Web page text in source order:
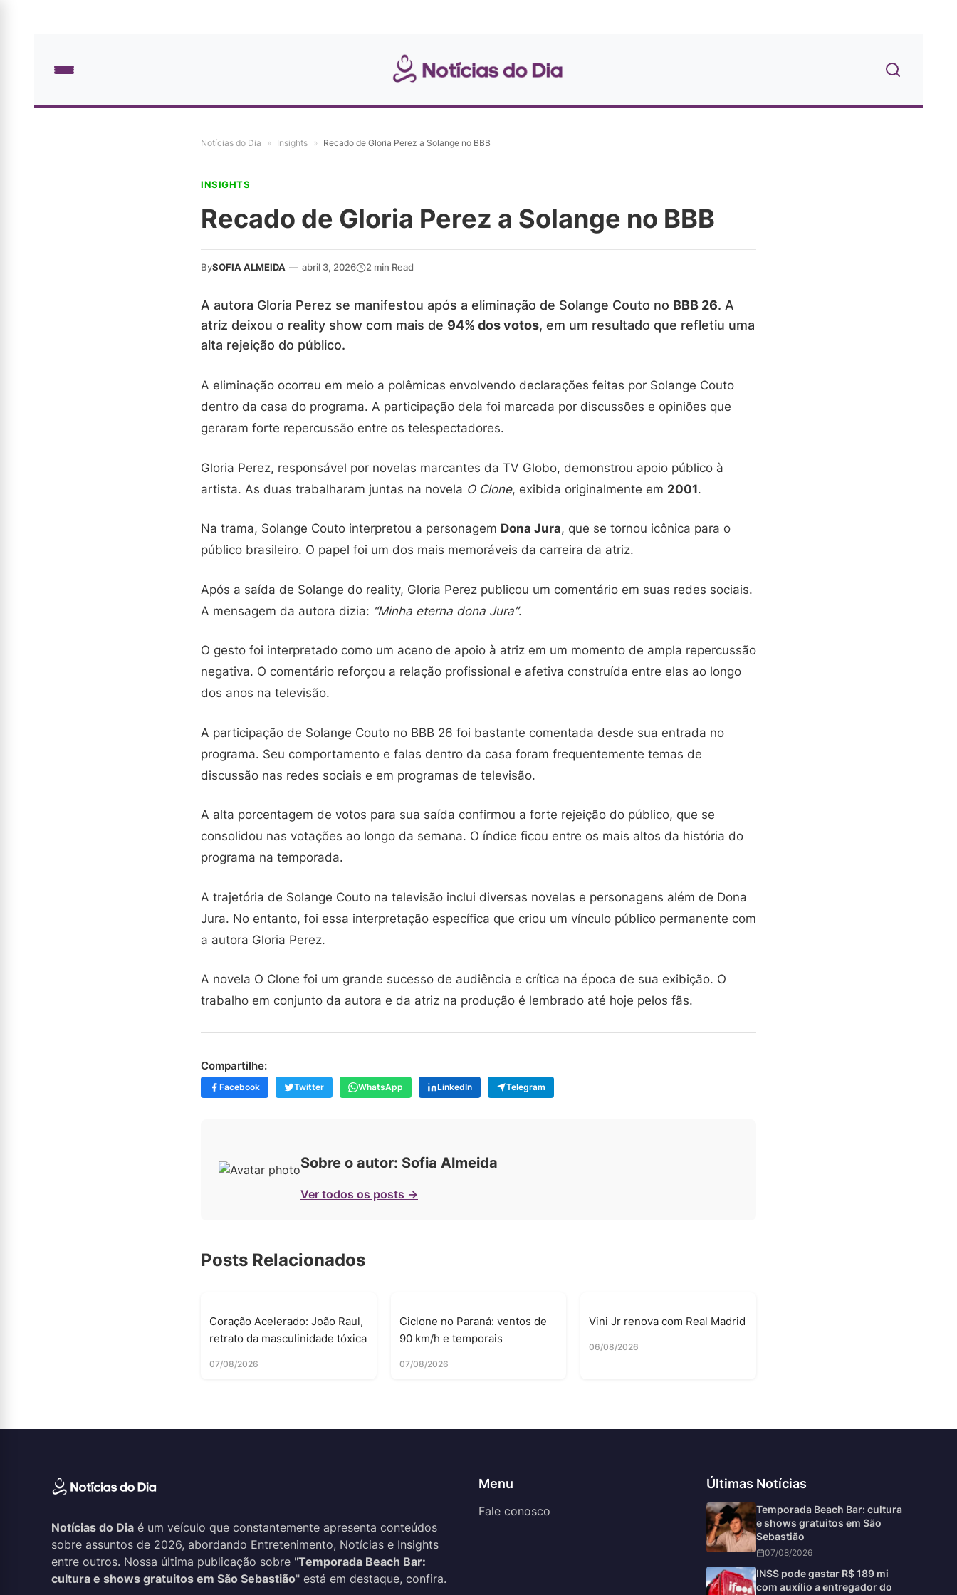
Notícias do Dia » Insights » Recado de Gloria Perez a Solange no BBB
INSIGHTS
Recado de Gloria Perez a Solange no BBB
BySOFIA ALMEIDA — abril 3, 2026 2 min Read
A autora Gloria Perez se manifestou após a eliminação de Solange Couto no BBB 26. A
atriz deixou o reality show com mais de 94% dos votos, em um resultado que refletiu uma
alta rejeição do público.
A eliminação ocorreu em meio a polêmicas envolvendo declarações feitas por Solange Couto
dentro da casa do programa. A participação dela foi marcada por discussões e opiniões que
geraram forte repercussão entre os telespectadores.
Gloria Perez, responsável por novelas marcantes da TV Globo, demonstrou apoio público à
artista. As duas trabalharam juntas na novela O Clone, exibida originalmente em 2001.
Na trama, Solange Couto interpretou a personagem Dona Jura, que se tornou icônica para o
público brasileiro. O papel foi um dos mais memoráveis da carreira da atriz.
Após a saída de Solange do reality, Gloria Perez publicou um comentário em suas redes sociais.
A mensagem da autora dizia: “Minha eterna dona Jura”.
O gesto foi interpretado como um aceno de apoio à atriz em um momento de ampla repercussão
negativa. O comentário reforçou a relação profissional e afetiva construída entre elas ao longo
dos anos na televisão.
A participação de Solange Couto no BBB 26 foi bastante comentada desde sua entrada no
programa. Seu comportamento e falas dentro da casa foram frequentemente temas de
discussão nas redes sociais e em programas de televisão.
A alta porcentagem de votos para sua saída confirmou a forte rejeição do público, que se
consolidou nas votações ao longo da semana. O índice ficou entre os mais altos da história do
programa na temporada.
A trajetória de Solange Couto na televisão inclui diversas novelas e personagens além de Dona
Jura. No entanto, foi essa interpretação específica que criou um vínculo público permanente com
a autora Gloria Perez.
A novela O Clone foi um grande sucesso de audiência e crítica na época de sua exibição. O
trabalho em conjunto da autora e da atriz na produção é lembrado até hoje pelos fãs.
Compartilhe:
Facebook Twitter WhatsApp LinkedIn Telegram
Sobre o autor: Sofia Almeida
Ver todos os posts →
Posts Relacionados
Coração Acelerado: João Raul,
retrato da masculinidade tóxica
07/08/2026
Ciclone no Paraná: ventos de
90 km/h e temporais
07/08/2026
Vini Jr renova com Real Madrid
06/08/2026
Notícias do Dia é um veículo que constantemente apresenta conteúdos
sobre assuntos de 2026, abordando Entretenimento, Notícias e Insights
entre outros. Nossa última publicação sobre "Temporada Beach Bar:
cultura e shows gratuitos em São Sebastião" está em destaque, confira.
Menu
Fale conosco
Últimas Notícias
Temporada Beach Bar: cultura
e shows gratuitos em São
Sebastião
07/08/2026
INSS pode gastar R$ 189 mi
com auxílio a entregador do